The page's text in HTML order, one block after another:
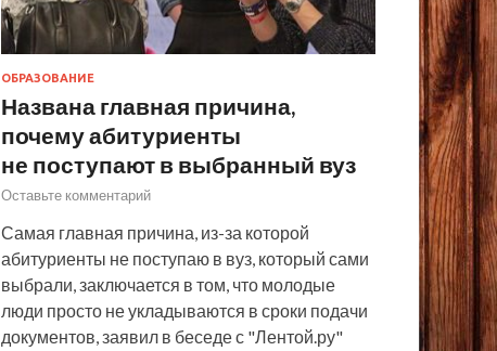
ОБРАЗОВАНИЕ
Названа главная причина,
почему абитуриенты
не поступают в выбранный вуз
Оставьте комментарий
Самая главная причина, из-за которой
абитуриенты не поступаю в вуз, который сами
выбрали, заключается в том, что молодые
люди просто не укладываются в сроки подачи
документов, заявил в беседе с "Лентой.ру"